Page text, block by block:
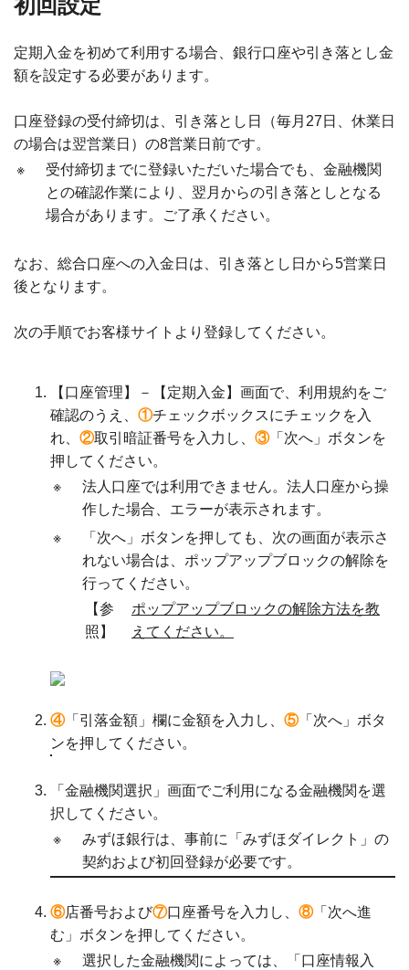
初回設定
定期入金を初めて利用する場合、銀行口座や引き落とし金
額を設定する必要があります。
口座登録の受付締切は、引き落とし日（毎月27日、休業日
の場合は翌営業日）の8営業日前です。
※
受付締切までに登録いただいた場合でも、金融機関
との確認作業により、翌月からの引き落としとなる
場合があります。ご了承ください。
なお、総合口座への入金日は、引き落とし日から5営業日
後となります。
次の手順でお客様サイトより登録してください。
【口座管理】－【定期入金】画面で、利用規約をご
確認のうえ、 ①チェックボックスにチェックを入
れ、 ②取引暗証番号を入力し、 ③「次へ」ボタンを
押してください。
※
法人口座では利用できません。法人口座から操
作した場合、エラーが表示されます。
※
「次へ」ボタンを押しても、次の画面が表示さ
れない場合は、ポップアップブロックの解除を
行ってください。
【参
照】
ポップアップブロックの解除方法を教
えてください。
④「引落金額」欄に金額を入力し、 ⑤「次へ」ボタ
ンを押してください。
「金融機関選択」画面でご利用になる金融機関を選
択してください。
※
みずほ銀行は、事前に「みずほダイレクト」の
契約および初回登録が必要です。
⑥店番号および⑦口座番号を入力し、 ⑧「次へ進
む」ボタンを押してください。
※
選択した金融機関によっては、「口座情報入